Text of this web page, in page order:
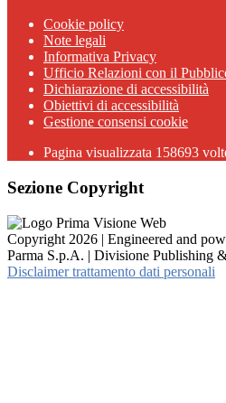
Cookie policy
Note legali
Informativa Privacy
Ufficio Relazioni con il
Dichiarazione di accessibilità
Obiettivi di accessibilità
Gestione consensi cookie
Pagina visualizzata 158693
Sezione Copyright
Copyright 2026 | Engineered and
Parma S.p.A. | Divisione Publishing
Disclaimer trattamento dati personali